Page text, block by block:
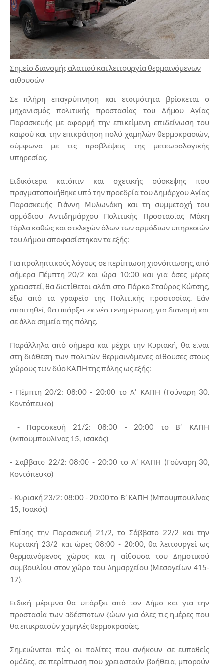
Σημείο διανομής αλατιού και λειτουργία θερμαινόμενων
αιθουσών
Σε πλήρη επαγρύπνηση και ετοιμότητα βρίσκεται ο
μηχανισμός πολιτικής προστασίας του Δήμου Αγίας
Παρασκευής με αφορμή την επικείμενη επιδείνωση του
καιρού και την επικράτηση πολύ χαμηλών θερμοκρασιών,
σύμφωνα με τις προβλέψεις της μετεωρολογικής
υπηρεσίας.
Ειδικότερα κατόπιν και σχετικής σύσκεψης που
πραγματοποιήθηκε υπό την προεδρία του Δημάρχου Αγίας
Παρασκευής Γιάννη Μυλωνάκη και τη συμμετοχή του
αρμόδιου Αντιδημάρχου Πολιτικής Προστασίας Μάκη
Τάρλα καθώς και στελεχών όλων των αρμόδιων υπηρεσιών
του Δήμου αποφασίστηκαν τα εξής:
Για προληπτικούς λόγους σε περίπτωση χιονόπτωσης, από
σήμερα Πέμπτη 20/2 και ώρα 10:00 και για όσες μέρες
χρειαστεί, θα διατίθεται αλάτι στο Πάρκο Σταύρος Κώτσης,
έξω από τα γραφεία της Πολιτικής προστασίας. Εάν
απαιτηθεί, θα υπάρξει εκ νέου ενημέρωση, για διανομή και
σε άλλα σημεία της πόλης.
Παράλληλα από σήμερα και μέχρι την Κυριακή, θα είναι
στη διάθεση των πολιτών θερμαινόμενες αίθουσες στους
χώρους των δύο ΚΑΠΗ της πόλης ως εξής:
- Πέμπτη 20/2: 08:00 - 20:00 το Α’ ΚΑΠΗ (Γούναρη 30,
Κοντόπευκο)
- Παρασκευή 21/2: 08:00 - 20:00 το Β’ ΚΑΠΗ
(Μπουμπουλίνας 15, Τσακός)
- Σάββατο 22/2: 08:00 - 20:00 το Α’ ΚΑΠΗ (Γούναρη 30,
Κοντόπευκο)
- Κυριακή 23/2: 08:00 - 20:00 το Β’ ΚΑΠΗ (Μπουμπουλίνας
15, Τσακός)
Επίσης την Παρασκευή 21/2, το Σάββατο 22/2 και την
Κυριακή 23/2 και ώρες 08:00 - 20:00, θα λειτουργεί ως
θερμαινόμενος χώρος και η αίθουσα του Δημοτικού
συμβουλίου στον χώρο του Δημαρχείου (Μεσογείων 415-
17).
Ειδική μέριμνα θα υπάρξει από τον Δήμο και για την
προστασία των αδέσποτων ζώων για όλες τις ημέρες που
θα επικρατούν χαμηλές θερμοκρασίες.
Σημειώνεται πώς οι πολίτες που ανήκουν σε ευπαθείς
ομάδες, σε περίπτωση που χρειαστούν βοήθεια, μπορούν